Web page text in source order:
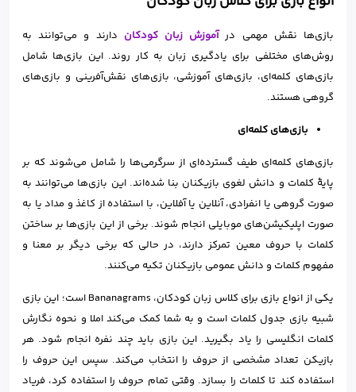
بازی‌ها نقش مهمی درآموزش زبان‌ کودکان دارند و می‌توانند به
روش‌های مختلفی برای یادگیری زبان به کار روند. این بازی‌ها شامل
بازی‌های کلمه‌ای، بازی‌های آموزشی، بازی‌های نقش‌آفرینی و بازی‌های
گروهی هستند.
بازی‌های کلمه‌ای
بازی‌های کلمه‌ای طیف گسترده‌ای از سرگرمی‌ها را شامل می‌شوند که بر
پایهٔ کلمات و دانش لغوی بازیکنان بنا شده‌اند. این بازی‌ها می‌توانند به
صورت گروهی یا انفرادی، آنلاین یا آفلاین، با استفاده از کاغذ و مداد یا به
صورت اپلیکیشن‌های موبایلی انجام شوند. برخی از این بازی‌ها بر ساختن
کلمات با حروف معین تمرکز دارند، در حالی که برخی دیگر بر معنا و
مفهوم کلمات و دانش عمومی بازیکنان تکیه می‌کنند.
یکی از انواع بازی برای کلاس زبان کودکان، Bananagrams است؛ این بازی
شبیه بازی جدول کلمات است و به شما کمک می‌کند املا و نحوه نگارش
کلمات انگلیسی را یاد بگیرید. این بازی باید چند نفره انجام شود. هر
بازیکن تعداد مشخصی از حروف را انتخاب می‌کند. سپس این حروف را
استفاده کند تا کلمات را بسازد. وقتی تمام حروف را استفاده کرد، فریاد